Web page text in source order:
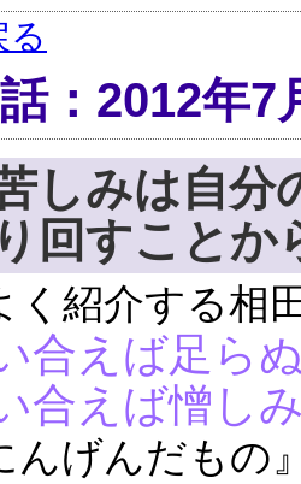
る
：2012年7
しみは自分
回すことか
く紹介する相
合えば足
合えば憎し
んげんだもの